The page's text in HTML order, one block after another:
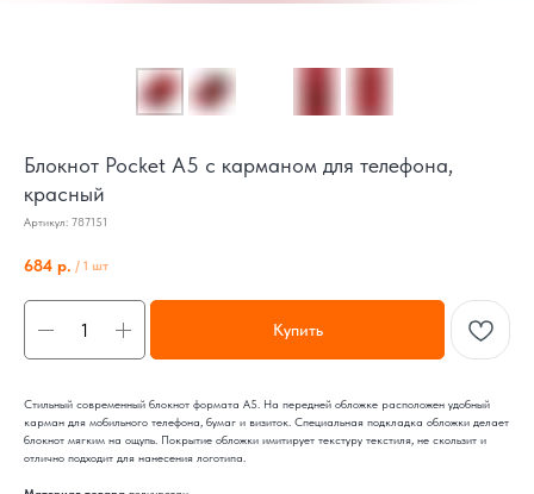
Блокнот Pocket А5 с карманом для телефона,
красный
Артикул: 787151
684 р. / 1 шт
Купить
Стильный современный блокнот формата А5. На передней обложке расположен удобный
карман для мобильного телефона, бумаг и визиток. Специальная подкладка обложки делает
блокнот мягким на ощупь. Покрытие обложки имитирует текстуру текстиля, не скользит и
отлично подходит для нанесения логотипа.